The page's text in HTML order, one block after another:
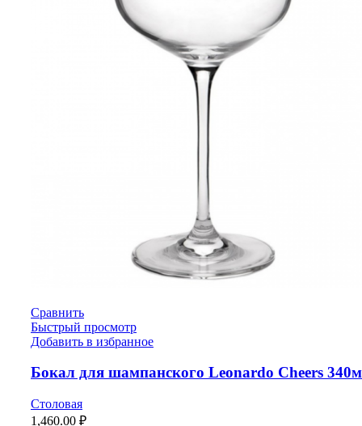
Сравнить
Быстрый просмотр
Добавить в избранное
Бокал для шампанского Leonardo Cheers
Столовая
1,460.00 ₽